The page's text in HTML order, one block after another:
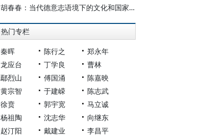
胡春春：当代德意志语境下的文化和国家认同
热门专栏
秦晖 陈行之
郑永年
龙应台
丁学良
曹林
鄢烈山
傅国涌
陈嘉映
黄宗智
于建嵘
陈志武
徐贲
郭宇宽
马立诚
杨祖陶
沈志华
向继东
赵汀阳
戴建业
李昌平